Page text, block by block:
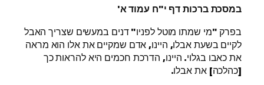
במסכת ברכות דף י"ח עמוד א'
בפרק "מי שמתו מוטל לפניו" דנים במעשים שצריך האבל
לקיים בשעת אבלו, היינו, אדם שמקיים את אלו הוא מראה
את כאבו בגלוי. היינו, הדרכת חכמים היא להראות כך
[כהלכה] את אבלו.